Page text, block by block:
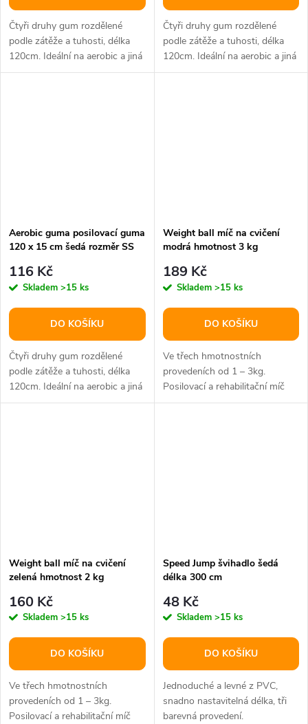
Čtyři druhy gum rozdělené
podle zátěže a tuhosti, délka
120cm. Ideální na aerobic a jiná
pohybová cvičení.
Čtyři druhy gum rozdělené
podle zátěže a tuhosti, délka
120cm. Ideální na aerobic a jiná
pohybová cvičení.
Aerobic guma posilovací guma
120 x 15 cm šedá rozměr SS
116 Kč
Skladem >15 ks
DO KOŠÍKU
Čtyři druhy gum rozdělené
podle zátěže a tuhosti, délka
120cm. Ideální na aerobic a jiná
pohybová cvičení.
Weight ball míč na cvičení
modrá hmotnost 3 kg
189 Kč
Skladem >15 ks
DO KOŠÍKU
Ve třech hmotnostních
provedeních od 1 – 3kg.
Posilovací a rehabilitační míč
naplněný pískem.
Weight ball míč na cvičení
zelená hmotnost 2 kg
160 Kč
Skladem >15 ks
DO KOŠÍKU
Ve třech hmotnostních
provedeních od 1 – 3kg.
Posilovací a rehabilitační míč
Speed Jump švihadlo šedá
délka 300 cm
48 Kč
Skladem >15 ks
DO KOŠÍKU
Jednoduché a levné z PVC,
snadno nastavitelná délka, tři
barevná provedení.